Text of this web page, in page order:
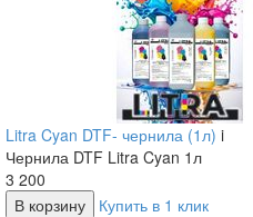
Litra Cyan DTF- чернила (1л) i
Чернила DTF Litra Cyan 1л
3 200
В корзину
Купить в 1 клик